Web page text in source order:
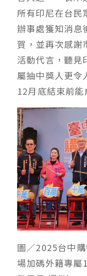
所有印尼在台民
辦事處獲知消息
賀，並再次感謝
活動代言，聽見
屬抽中獎人更令
12月底結束前能
圖／2025台中
場加碼外籍專屬